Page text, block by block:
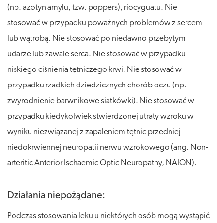
(np. azotyn amylu, tzw. poppers), riocyguatu. Nie
stosować w przypadku poważnych problemów z sercem
lub wątrobą. Nie stosować po niedawno przebytym
udarze lub zawale serca. Nie stosować w przypadku
niskiego ciśnienia tętniczego krwi. Nie stosować w
przypadku rzadkich dziedzicznych chorób oczu (np.
zwyrodnienie barwnikowe siatkówki). Nie stosować w
przypadku kiedykolwiek stwierdzonej utraty wzroku w
wyniku niezwiązanej z zapaleniem tętnic przedniej
niedokrwiennej neuropatii nerwu wzrokowego (ang. Non-
arteritic Anterior Ischaemic Optic Neuropathy, NAION).
Działania niepożądane:
Podczas stosowania leku u niektórych osób mogą wystąpić